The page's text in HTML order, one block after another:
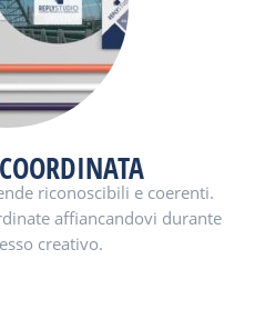
riconoscibili e coerenti.
affiancandovi durante
creativo.